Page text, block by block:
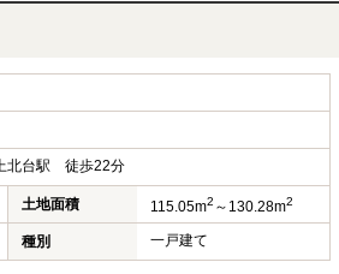
北台駅 徒歩22分
土地面積 115.05m2 ～130.28m2
種別 一戸建て